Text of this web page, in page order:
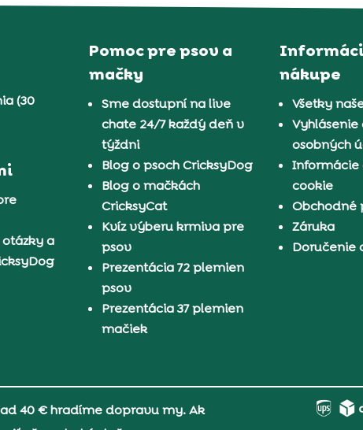
(30
a
Pomoc pre psov a
mačky
Sme dostupní na live
chate 24/7 každý deň v
týždni
Blog o psoch CricksyDog
Blog o mačkách
CricksyCat
Kvíz výberu krmiva pre
psov
Prezentácia 72 plemien
psov
Prezentácia 37 plemien
mačiek
nákupe
Všetky
Vyhlásenie
osobných
Informácie
cookie
Obchodné
Záruka
Doručenie
40 € hradíme dopravu my. Ak